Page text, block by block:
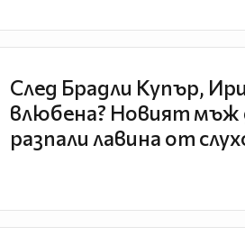
След Брадли Купър,
влюбена? Новият мъж
разпали лавина от